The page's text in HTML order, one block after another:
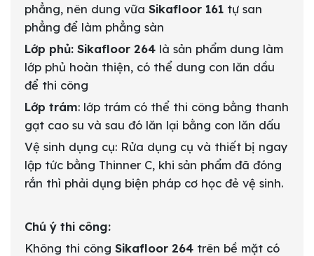
phẳng, nên dung vữa Sikafloor 161 tự san
phẳng để làm phẳng sàn
Lớp phủ: Sikafloor 264 là sản phẩm dung làm
lớp phủ hoàn thiện, có thể dung con lăn dầu
để thi công
Lớp trám: lớp trám có thể thi công bằng thanh
gạt cao su và sau đó lăn lại bằng con lăn dấu
Vệ sinh dụng cụ: Rửa dụng cụ và thiết bị ngay
lập tức bằng Thinner C, khi sản phẩm đã đóng
rắn thì phải dụng biện pháp cơ học đẻ vệ sinh.
Chú ý thi công:
Không thi công Sikafloor 264 trên bề mặt có